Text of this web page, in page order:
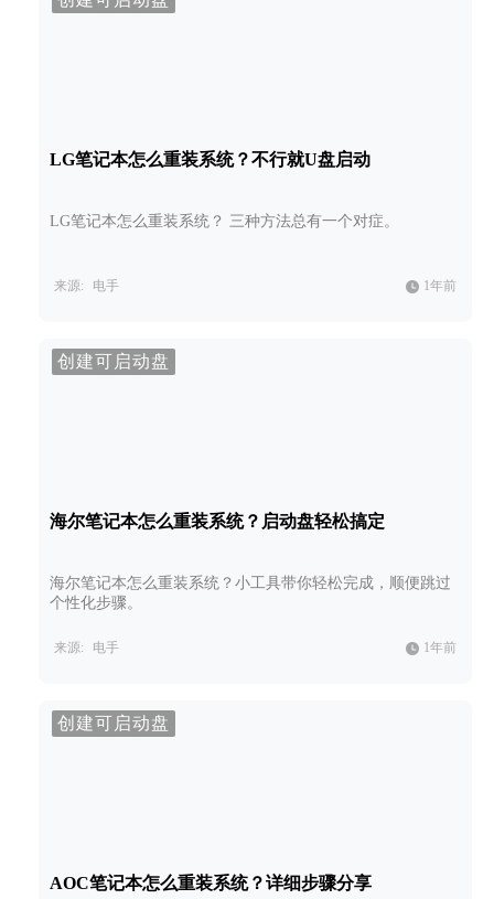
LG笔记本怎么重装系统？不行就U盘启动
LG笔记本怎么重装系统？ 三种方法总有一个对症。
来源: 电手 1年前
创建可启动盘
海尔笔记本怎么重装系统？启动盘轻松搞定
海尔笔记本怎么重装系统？小工具带你轻松完成，顺便跳过
个性化步骤。
来源: 电手 1年前
创建可启动盘
AOC笔记本怎么重装系统？详细步骤分享